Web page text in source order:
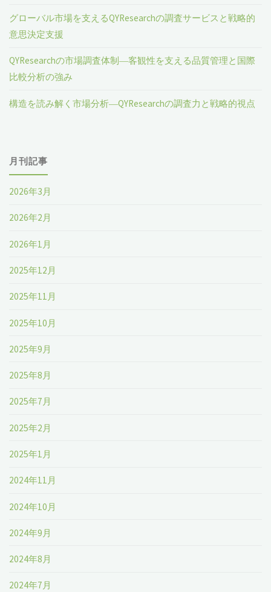
グローバル市場を支えるQYResearchの調査サービスと戦略的
意思決定支援
QYResearchの市場調査体制―客観性を支える品質管理と国際
比較分析の強み
構造を読み解く市場分析―QYResearchの調査力と戦略的視点
月刊記事
2026年3月
2026年2月
2026年1月
2025年12月
2025年11月
2025年10月
2025年9月
2025年8月
2025年7月
2025年2月
2025年1月
2024年11月
2024年10月
2024年9月
2024年8月
2024年7月